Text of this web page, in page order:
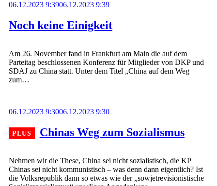
Noch keine Einigkeit
06.12.2023 9:3906.12.2023 9:39
Am 26. November fand in Frankfurt am Main die auf dem
Parteitag beschlossenen Konferenz für Mitglieder von DKP und
SDAJ zu China statt. Unter dem Titel „China auf dem Weg
zum…
Chinas Weg zum Sozialismus
06.12.2023 9:3006.12.2023 9:30
Nehmen wir die These, China sei nicht sozialistisch, die KP
Chinas sei nicht kommunistisch – was denn dann eigentlich? Ist
die Volksrepublik dann so etwas wie der „sowjetrevisionistische